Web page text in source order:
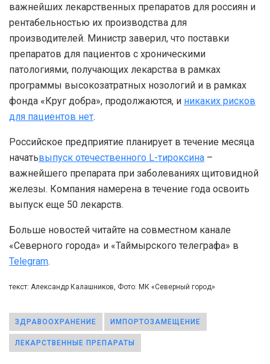
важнейших лекарственных препаратов для россиян и
рентабельностью их производства для
производителей. Министр заверил, что поставки
препаратов для пациентов с хроническими
патологиями, получающих лекарства в рамках
программы высокозатратных нозологий и в рамках
фонда «Круг добра», продолжаются, и никаких рисков
для пациентов нет.
Российское предприятие планирует в течение месяца
начатьвыпуск отечественного L-тироксина –
важнейшего препарата при заболеваниях щитовидной
железы. Компания намерена в течение года освоить
выпуск еще 50 лекарств.
Больше новостей читайте на совместном канале
«Северного города» и «Таймырского телеграфа» в
Telegram.
текст: Александр Калашников, Фото: МК «Северный город»
ЗДРАВООХРАНЕНИЕ ИМПОРТОЗАМЕЩЕНИЕ
ЛЕКАРСТВЕННЫЕ ПРЕПАРАТЫ